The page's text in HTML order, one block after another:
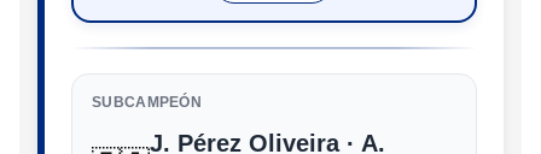
SUBCAMPEÓN
J. Pérez Oliveira · A.